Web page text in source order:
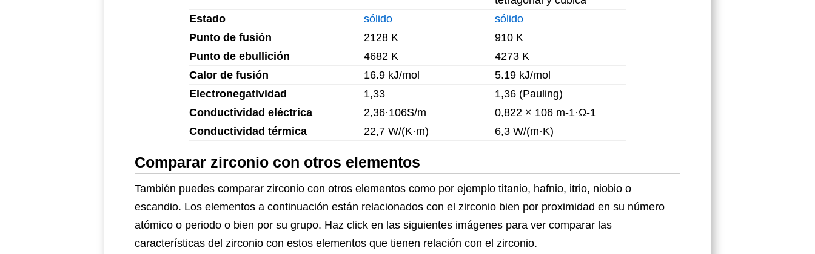
Estado
sólido
sólido
Punto de fusión
2128 K
910 K
Punto de ebullición
4682 K
4273 K
Calor de fusión
16.9 kJ/mol
5.19 kJ/mol
Electronegatividad
1,33
1,36 (Pauling)
Conductividad eléctrica
2,36·106S/m
0,822 × 106 m-1·Ω-1
Conductividad térmica
22,7 W/(K·m) 6,3 W/(m·K)
Comparar zirconio con otros elementos
También puedes comparar zirconio con otros elementos como por ejemplo titanio, hafnio, itrio, niobio o
escandio. Los elementos a continuación están relacionados con el zirconio bien por proximidad en su número
atómico o periodo o bien por su grupo. Haz click en las siguientes imágenes para ver comparar las
características del zirconio con estos elementos que tienen relación con el zirconio.